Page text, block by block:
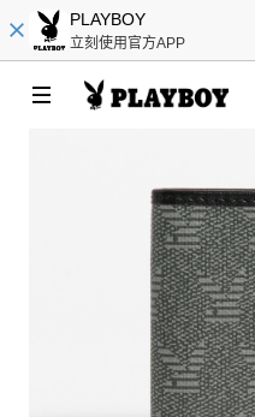
PLAYBOY
立刻使用官方APP